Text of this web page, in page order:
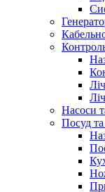
Насоси
Посуд